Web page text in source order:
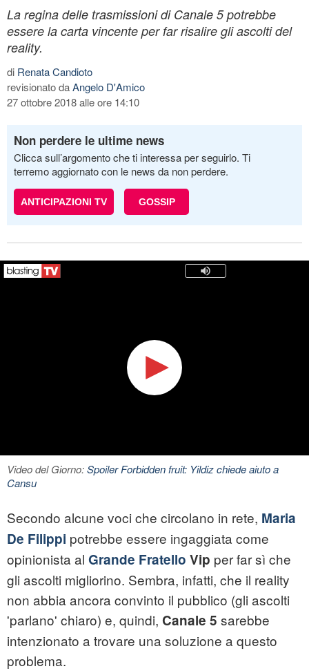
La regina delle trasmissioni di Canale 5 potrebbe
essere la carta vincente per far risalire gli ascolti del
reality.
di Renata Candioto
revisionato daAngelo D'Amico
27 ottobre 2018 alle ore 14:10
Non perdere le ultime news
Clicca sull’argomento che ti interessa per seguirlo. Ti
terremo aggiornato con le news da non perdere.
ANTICIPAZIONI TV GOSSIP
Video del Giorno:Spoiler Forbidden fruit: Yildiz chiede aiuto a
Cansu
Secondo alcune voci che circolano in rete, Maria
De Filippi potrebbe essere ingaggiata come
opinionista al Grande Fratello Vip per far sì che
gli ascolti migliorino. Sembra, infatti, che il reality
non abbia ancora convinto il pubblico (gli ascolti
'parlano' chiaro) e, quindi, Canale 5 sarebbe
intenzionato a trovare una soluzione a questo
problema.